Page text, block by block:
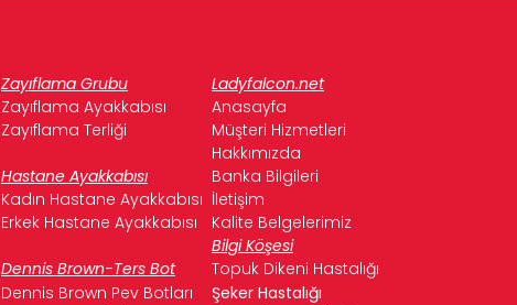
Zayıflama Grubu
Ladyfalcon.net
Zayıflama Ayakkabısı
Anasayfa
Zayıflama Terliği
Müşteri Hizmetleri
Hakkımızda
Hastane Ayakkabısı
Banka Bilgileri
Kadın Hastane Ayakkabısı İletişim
Erkek Hastane Ayakkabısı
Kalite Belgelerimiz
Bilgi Köşesi
Dennis Brown-Ters Bot
Topuk Dikeni Hastalığı
Dennis Brown Pev Botları
Şeker Hastalığı